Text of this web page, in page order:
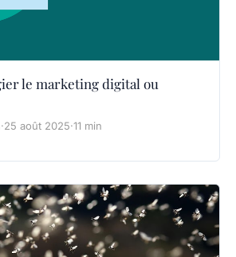
le marketing digital ou
·25 août 2025·11 min